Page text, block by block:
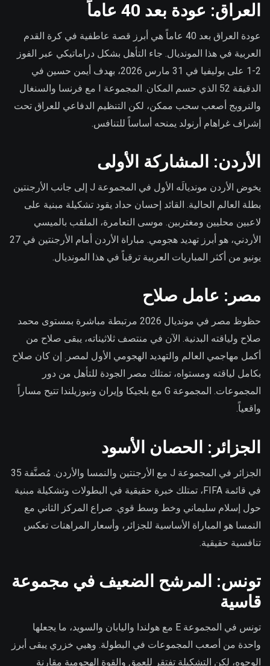
العراق: عودة بعد 40 عاماً
عودة العراق بعد 40 عاماً هي أبرز قصة عاطفية في كرة القدم
العربية في هذا المونديال. جاء التأهل بشكل دراماتيكي عبر الفوز
2-1 على بوليفيا في 31 مارس 2026، بهدف أيمن حسين في
الدقيقة 52 الذي حسم المكان. المجموعة I مع فرنسا والسنغال
والنرويج أصعب سحب ممكن، لكن التنظيم الدفاعي للعراق تحت
إشراف غراهام أرنولد يمنحه أساساً للتنافس.
الأردن: المشاركة الأولى
يخوض الأردن مونديالَه الأول في المجموعة J إلى جانب الأرجنتين
بطلة العالم الحالية. القائد إحسان حداد يقود تشكيلة مبنية على
لاعبين محليين ومغتربين. موسى التعامرة، الملقب بالميسي
الأردني، هو أبرز تهديد هجومي. مباراة الأردن أمام الأرجنتين في 27
يونيو من أكثر المباريات العربية ترقباً في هذا المونديال.
مصر: عامل صلاح
حظوظ مصر في مونديال 2026 مرتبطة مباشرة بمستوى محمد
صلاح ولياقته البدنية. الآن في منتصف ثلاثيناته، يبقى صلاح من
أكمل مهاجمي العالم والتهديد الهجومي الأول لمصر. إن كان صلاح
بكامل لياقته ومستواه، تمتلك مصر الجودة للتأهل من دور
المجموعات. المجموعة G مع بلجيكا وإيران ونيوزيلندا تتيح مساراً
واقعياً.
الجزائر: الحصان الأسود
الجزائر في المجموعة J مع الأرجنتين والنمسا والأردن. مُصنَّفة 35
في قائمة FIFA، تمتلك خبرة حقيقية في البطولات وتشكيلة مبنية
حول إسلام سليماني وخط وسط قوي. صراع المركز الثاني مع
النمسا هو المباراة الأساسية للجزائر، وأسعار المراهنات تعكس
تنافسية حقيقية.
تونس: المرشح الضعيف في مجموعة
قاسية
تونس في المجموعة E مع هولندا واليابان والسويد، ما يجعلها
واحدة من أصعب المجموعات في البطولة. وهبي خزري يبقى أبرز
الوجوه، لكن التشكيلة تفتقر للعمق والقوة الهجومية مقارنة